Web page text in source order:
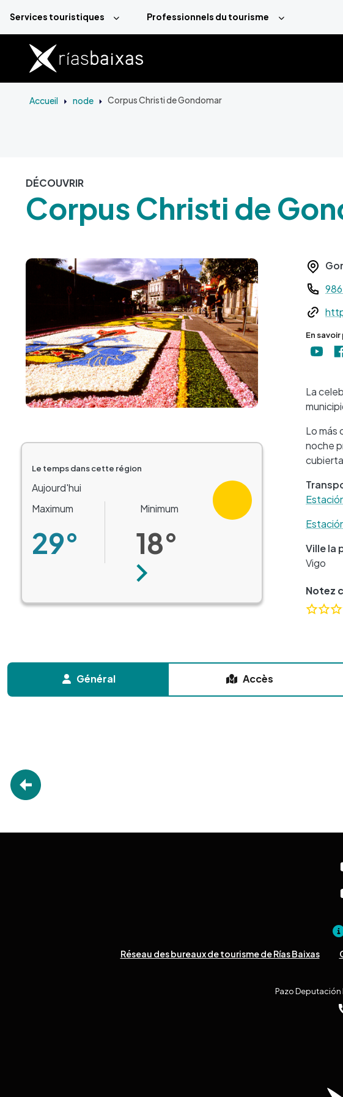
Services touristiques Professionnels du tourisme
Accueil node Corpus Christi de Gondomar
DÉCOUVRIR
Corpus Christi de
Image
Le temps dans cette région
Aujourd'hui
Maximum
29°
Minimum
18°
Suivant
Web
En savoir
La
Lo más
noche
Ville la
Vigo
Notez
Général Accès
Réseau des bureaux de tourisme de Rías Baixas
Pazo Deputación